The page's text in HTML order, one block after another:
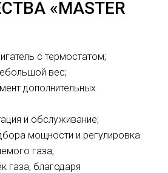
«MASTER
с термостатом;
вес;
дополнительных
и обслуживание;
мощности и регулировка
газа;
газа, благодаря